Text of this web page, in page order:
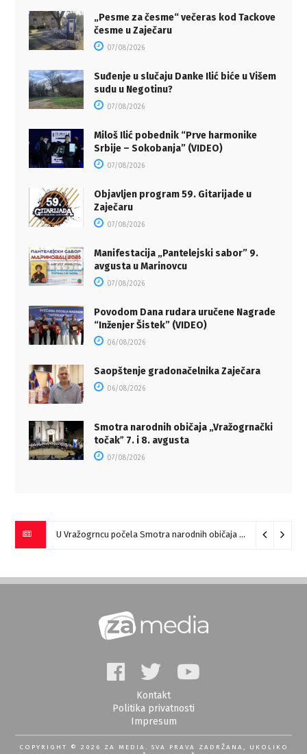
„Pesme za česme“ večeras kod Tackove
česme u Zaječaru
07/08/2026
Suđenje u slučaju Danke Ilić biće u Višem
sudu u Negotinu?
07/08/2026
Miloš Ilić pobednik “Prve harmonike
Srbije – Sokobanja” (VIDEO)
07/08/2026
Objavljen program 59. Gitarijade u
Zaječaru
07/08/2026
Manifestacija „Pantelejski sabor” 9.
avgusta u Marinovcu
07/08/2026
Povodom Dana rudara uručene Nagrade
“Inženjer Šistek” (VIDEO)
06/08/2026
Saopštenje gradonačelnika Zaječara
06/08/2026
Smotra narodnih običaja „Vražogrnački
točakˮ 7. i 8. avgusta
07/08/2026
U Vražogrncu počela Smotra narodnih običaja „Vražogrnački točak“
Kontakt
Politika privatnosti
Impresum
COPYRIGHT © 2026 ZA MEDIA. SVA PRAVA ZADRŽANA, UKOLIKO